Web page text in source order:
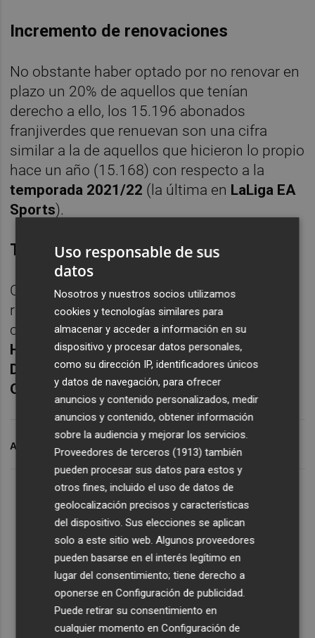
Incremento de renovaciones
No obstante haber optado por no renovar en
plazo un 20% de aquellos que tenían
derecho a ello, los 15.196 abonados
franjiverdes que renuevan son una cifra
similar a la de aquellos que hicieron lo propio
hace un año (15.168) con respecto a la
temporada 2021/22 (la última en LaLiga EA
Sports).
Top-6
Con la citada cifra de abonados que han
renovado el Elche se sitúa en el top-6 de
clubes por número de abonados deLaLiga
Hypermotion, aunque muy por detrás de
Deportivo de La Coruña,Málaga,Real
Oviedo,Real Zaragoza yCádiz.
ARCHIVADO EN ELCHE CF
Uso responsable de sus
datos
Nosotros y nuestros socios utilizamos
cookies y tecnologías similares para
almacenar y acceder a información en su
dispositivo y procesar datos personales,
como su dirección IP, identificadores únicos
y datos de navegación, para ofrecer
anuncios y contenido personalizados, medir
anuncios y contenido, obtener información
sobre la audiencia y mejorar los servicios.
Proveedores de terceros (1913) también
pueden procesar sus datos para estos y
otros fines, incluido el uso de datos de
geolocalización precisos y características
del dispositivo. Sus elecciones se aplican
solo a este sitio web. Algunos proveedores
pueden basarse en el interés legítimo en
lugar del consentimiento; tiene derecho a
oponerse enConfiguración de publicidad
Puede retirar su consentimiento en
cualquier momento enConfiguración de